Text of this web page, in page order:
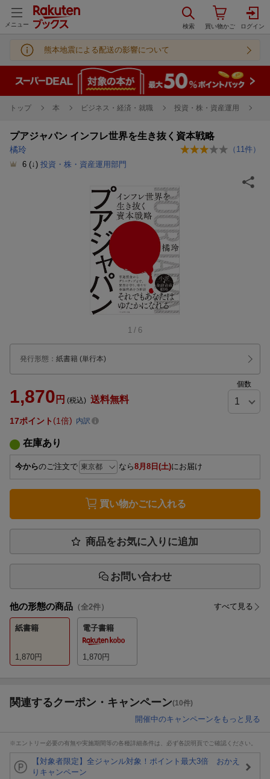
メニュー
熊本地震による配送の影響について
トップ 本 ビジネス・経済・就職 投資・株・資産運用
プアジャパン インフレ世界を生き抜く資本戦略
橘玲 （ 11 件）
6 (↓) 投資・株・資産運用部門
1 / 6
発行形態 ： 紙書籍 (単行本)
1,870 円 (税込) 送料無料
個数
17ポイント 1倍 内訳
在庫あり
今からのご注文で なら8月8日(土)にお届け
買い物かごに入れる
商品をお気に入りに追加
お問い合わせ
他の形態の商品 （全2件） すべて見る
紙書籍
1,870円
電子書籍
1,870円
関連するクーポン・キャンペーン(10件)
開催中のキャンペーンをもっと見る
※エントリー必要の有無や実施期間等の各種詳細条件は、必ず各説明頁でご確認ください。
【対象者限定】全ジャンル対象！ポイント最大3倍 おかえ
りキャンペーン